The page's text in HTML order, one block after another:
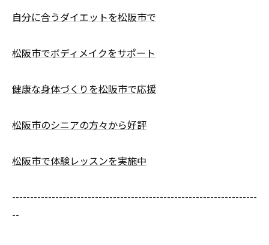
自分に合うダイエットを松阪市で
松阪市でボディメイクをサポート
健康な身体づくりを松阪市で応援
松阪市のシニアの方々から好評
松阪市で体験レッスンを実施中
--------------------------------------------------------------------
--